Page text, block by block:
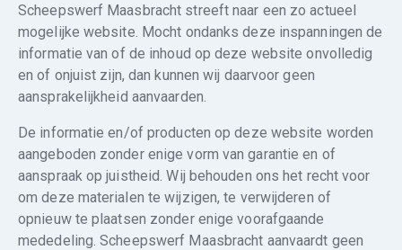
Scheepswerf Maasbracht streeft naar een zo actueel
mogelijke website. Mocht ondanks deze inspanningen de
informatie van of de inhoud op deze website onvolledig
en of onjuist zijn, dan kunnen wij daarvoor geen
aansprakelijkheid aanvaarden.
De informatie en/of producten op deze website worden
aangeboden zonder enige vorm van garantie en of
aanspraak op juistheid. Wij behouden ons het recht voor
om deze materialen te wijzigen, te verwijderen of
opnieuw te plaatsen zonder enige voorafgaande
mededeling. Scheepswerf Maasbracht aanvaardt geen